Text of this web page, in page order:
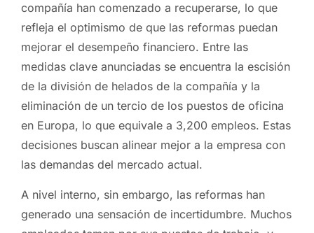
compañía han comenzado a recuperarse, lo que
refleja el optimismo de que las reformas puedan
mejorar el desempeño financiero. Entre las
medidas clave anunciadas se encuentra la escisión
de la división de helados de la compañía y la
eliminación de un tercio de los puestos de oficina
en Europa, lo que equivale a 3,200 empleos. Estas
decisiones buscan alinear mejor a la empresa con
las demandas del mercado actual.
A nivel interno, sin embargo, las reformas han
generado una sensación de incertidumbre. Muchos